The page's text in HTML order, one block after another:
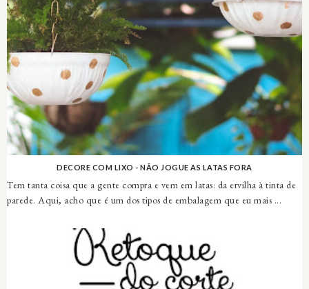
DECORE COM LIXO - NÃO JOGUE AS LATAS FORA
Tem tanta coisa que a gente compra e vem em latas: da ervilha à tinta de
parede. Aqui, acho que é um dos tipos de embalagem que eu mais ...